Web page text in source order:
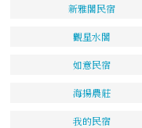
新雅閣民宿
觀星水閣
如意民宿
海揚農莊
我的民宿